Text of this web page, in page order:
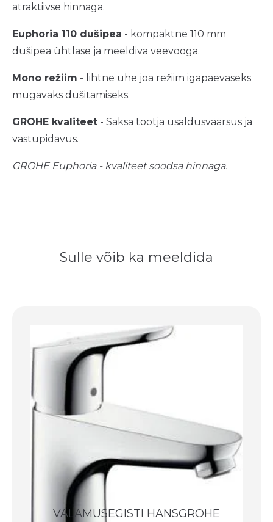
atraktiivse hinnaga.
Euphoria 110 dušipea - kompaktne 110 mm
dušipea ühtlase ja meeldiva veevooga.
Mono režiim - lihtne ühe joa režiim igapäevaseks
mugavaks dušitamiseks.
GROHE kvaliteet - Saksa tootja usaldusväärsus ja
vastupidavus.
GROHE Euphoria - kvaliteet soodsa hinnaga.
Sulle võib ka meeldida
VALAMUSEGISTI HANSGROHE